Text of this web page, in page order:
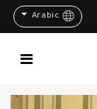
Arabic